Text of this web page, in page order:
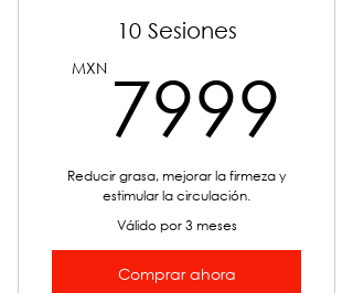
10 Sesiones
MXN 7999
Reducir grasa, mejorar la firmeza y
estimular la circulación.
Válido por 3 meses
Comprar ahora